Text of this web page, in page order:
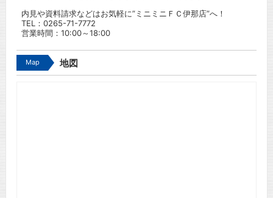
内見や資料請求などはお気軽に”ミニミニＦＣ伊那店”へ！
TEL： 0265-71-7772
営業時間：10:00～18:00
Map 地図